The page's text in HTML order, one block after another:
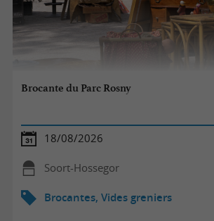
Brocante du Parc Rosny
18/08/2026
Soort-Hossegor
Brocantes, Vides greniers